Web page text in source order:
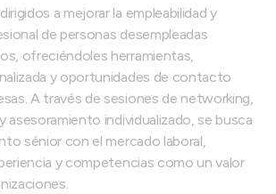
dirigidos a mejorar la empleabilidad y
de personas desempleadas
ofreciéndoles herramientas,
y oportunidades de contacto
A través de sesiones de networking,
asesoramiento individualizado, se busca
sénior con el mercado laboral,
y competencias como un valor